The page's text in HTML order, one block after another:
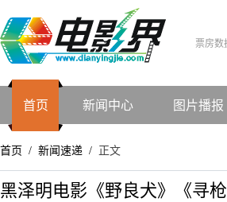
票房数
首页 新闻中心 图片播报
首页 / 新闻速递 / 正文
黑泽明电影《野良犬》《寻